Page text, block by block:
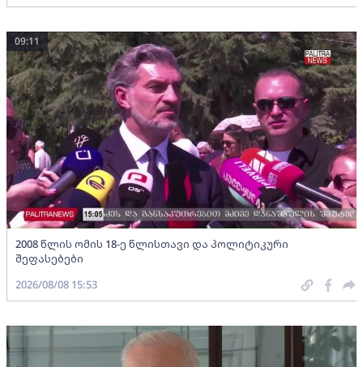
2008 წლის ომის 18-ე წლისთავი და პოლიტიკური
შეფასებები
09:11
2026/08/08 15:53